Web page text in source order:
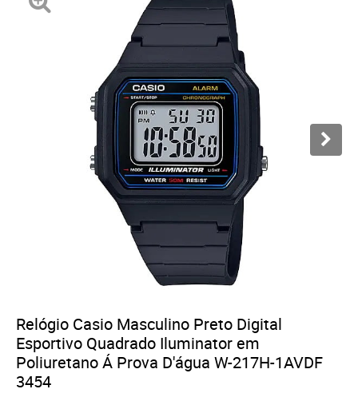
Relógio Casio Masculino Preto Digital
Esportivo Quadrado Iluminator em
Poliuretano Á Prova D'água W-217H-1AVDF
3454